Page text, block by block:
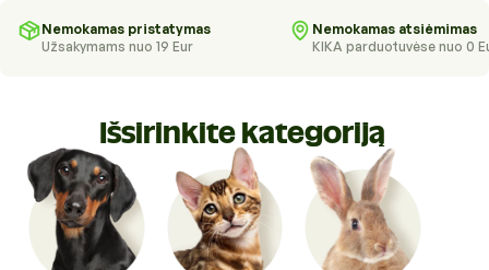
Higienos priemonės
Kirpykloms, parodoms
Transportavimo priemonės
Veterinarinės prekės
Veterinarinės prekės
Pavadėliai, antkakliai, petnešos
Tualetai ir jų priedai
Nemokamas pristatymas
Užsakymams nuo 19 Eur
Nemokamas atsiėmimas
KIKA parduotuvėse nuo 0
Išsirinkite kategoriją